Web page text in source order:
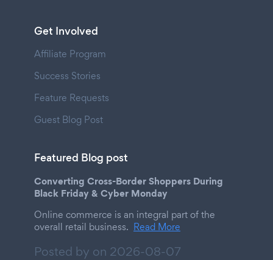
Get Involved
Affiliate Program
Success Stories
Feature Requests
Guest Blog Post
Featured Blog post
Converting Cross-Border Shoppers During
Black Friday & Cyber Monday
Online commerce is an integral part of the
overall retail business. Read More
Posted by on 2026-08-07